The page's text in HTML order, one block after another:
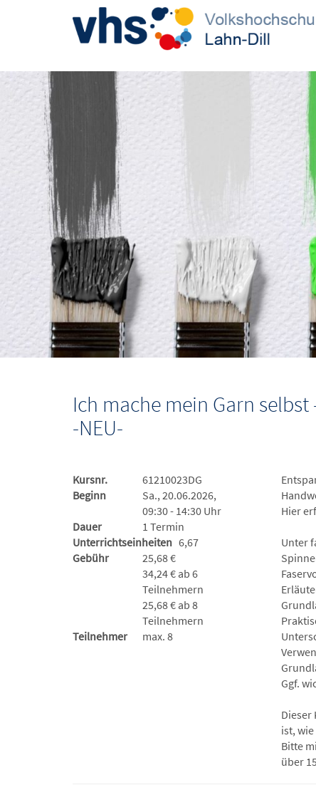
Ich mache mein Garn
-NEU-
Kursnr.
61210023DG
Beginn
Sa., 20.06.2026,
09:30 - 14:30 Uhr
Dauer
1 Termin
Unterrichtseinheiten
6,67
Gebühr
25,68 €
34,24 € ab 6
Teilnehmern
25,68 € ab 8
Teilnehmern
Teilnehmer
max. 8
Hier
Unter
Ggf.
Dieser
ist,
Bitte
über